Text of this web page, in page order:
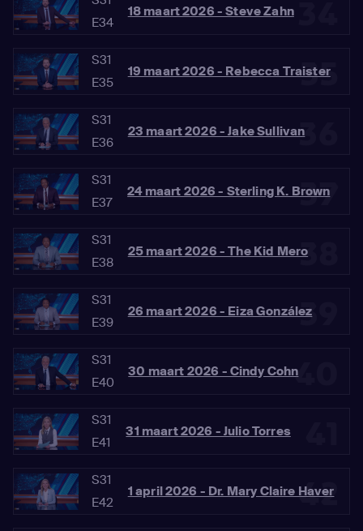
E34
18 maart 2026 - Steve Zahn
35
S31
E35
19 maart 2026 - Rebecca Traister
36
S31
E36
23 maart 2026 - Jake Sullivan
37
S31
E37
24 maart 2026 - Sterling K. Brown
38
S31
E38
25 maart 2026 - The Kid Mero
39
S31
E39
26 maart 2026 - Eiza González
40
S31
E40
30 maart 2026 - Cindy Cohn
S31
E41
31 maart 2026 - Julio Torres
42
S31
E42
1 april 2026 - Dr. Mary Claire Haver